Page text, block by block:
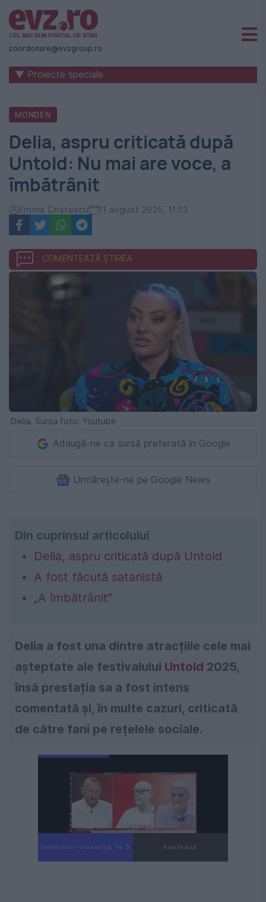
Știri
naționale
internaționale
România
-
Evenimentul
Zilei
coordonare@evzgroup.ro
▼ Proiecte speciale
MONDEN
Delia, aspru criticată după
Untold: Nu mai are voce, a
îmbătrânit
Emma Cristescu 11 august 2025, 11:13
COMENTEAZĂ ȘTIREA
Delia. Sursa foto: Youtube
Adaugă-ne ca sursă preferată în Google
Urmărește-ne pe Google News
Din cuprinsul articolului
Delia, aspru criticată după Untold
A fost făcută satanistă
„A îmbătrânit”
Delia a fost una dintre atracțiile cele mai
așteptate ale festivalului Untold 2025,
însă prestația sa a fost intens
comentată și, în multe cazuri, criticată
de către fani pe rețelele sociale.
Următorul videoclip în 4 Anulează